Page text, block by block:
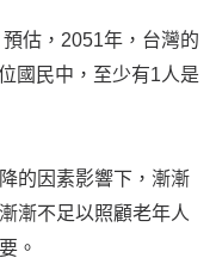
估，2051年，台灣的
國民中，至少有1人是
因素影響下，漸漸
漸不足以照顧老年人
。